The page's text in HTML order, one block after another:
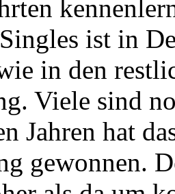
ist in
in den
Viele sind
Jahren hat
gewonnen.